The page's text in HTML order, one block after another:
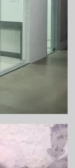
– PAULO